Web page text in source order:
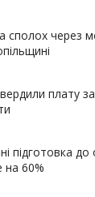
сполох через
плату
підготовка
на 60%